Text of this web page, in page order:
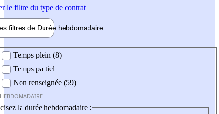
le filtre du type de contrat
filtres de Durée hebdomadaire
Temps plein (8)
Temps partiel
Non renseignée (59)
la durée hebdomadaire :